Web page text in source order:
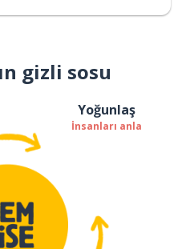
gizli sosu
Yoğunlaş
İnsanları anla